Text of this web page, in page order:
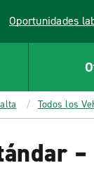
Oportunidades
Link opens in a
Todos los